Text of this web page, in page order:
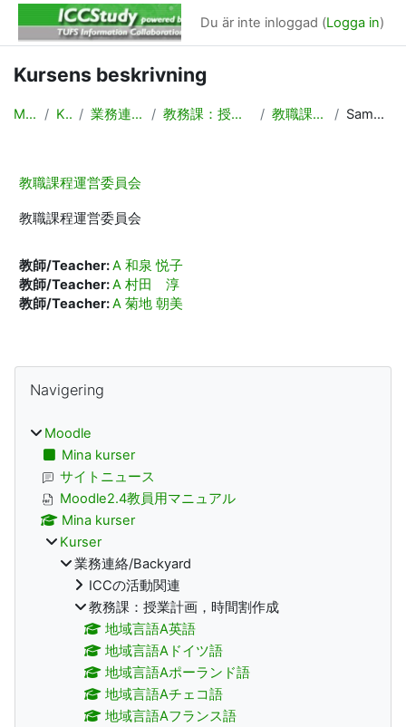
Gå direkt till huvudinnehåll
Du är inte inloggad (Logga in)
Kursens beskrivning
Moodle Kurser 業務連絡/Backyard 教務課：授業計画，時間割作成 教職課程運営委員会 Sammanfattning
教職課程運営委員会
教職課程運営委員会
教師/Teacher:A 和泉 悦子
教師/Teacher:A 村田 淳
教師/Teacher:A 菊地 朝美
Block
Navigering
Moodle
Mina kurser
サイトニュース
Moodle2.4教員用マニュアル
Mina kurser
Kurser
業務連絡/Backyard
ICCの活動関連
教務課：授業計画，時間割作成
地域言語A英語
地域言語Aドイツ語
地域言語Aポーランド語
地域言語Aチェコ語
地域言語Aフランス語